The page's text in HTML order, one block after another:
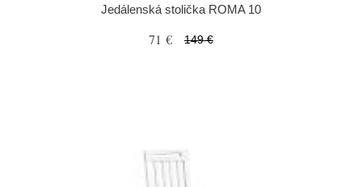
Jedálenská stolička ROMA 10
71 € 149 €